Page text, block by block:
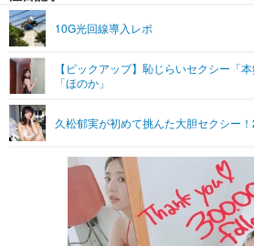
グラビア
ショッピング
ライフTOP
その他
リリース一覧
プッシュ通知の停止方法
10G光回線導入レポ
【ピックアップ】恥じらいセクシー「
「ほのか」
久松郁実が初めて挑んた大胆セクシー